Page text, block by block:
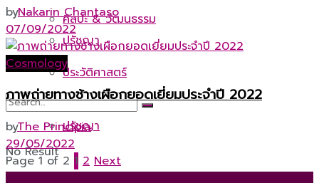
ศิลปะ & วัฒนธรรม
ประวัติศาสตร์
ปรัชญา
ปรัชญา
No Result
byNakarin Chantaso
07/09/2022
Cosmology
ภาพถ่ายทางช้างเผือกยอดเยี่ยมประจำปี 2022
byThe Principia
29/05/2022
Page 1 of 2 1 2 Next